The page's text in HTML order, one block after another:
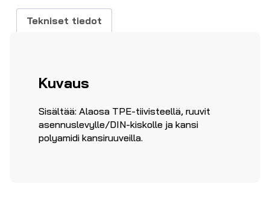
Tekniset tiedot
Kuvaus
Sisältää: Alaosa TPE-tiivisteellä, ruuvit
asennuslevylle/DIN-kiskolle ja kansi
polyamidi kansiruuveilla.